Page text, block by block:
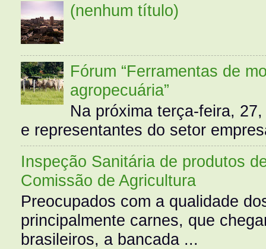
(nenhum título)
Fórum “Ferramentas de
agropecuária”
Na próxima terça-feira,
e representantes do setor
Inspeção Sanitária de produtos
Comissão de Agricultura
Preocupados com a qualidade
principalmente carnes, que
brasileiros, a bancada ...